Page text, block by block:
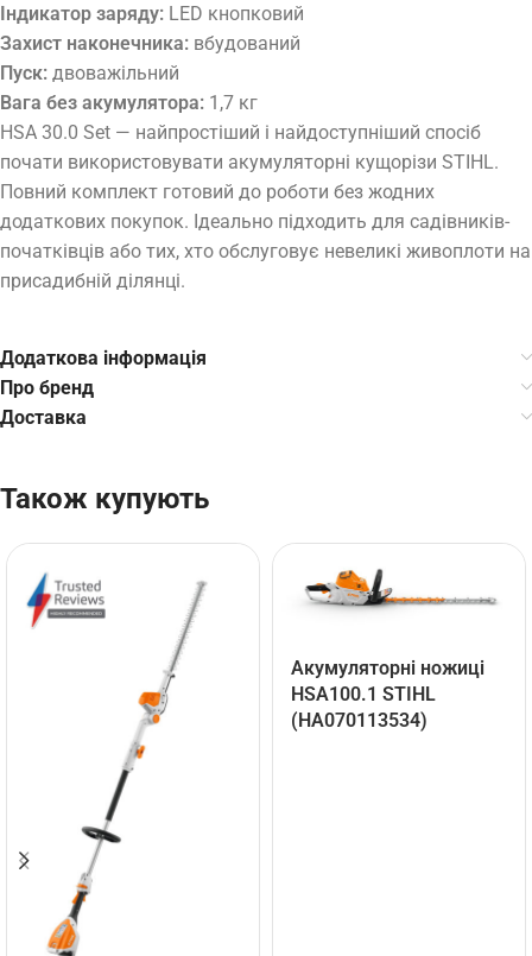
Індикатор заряду: LED кнопковий
Захист наконечника: вбудований
Пуск: двоважільний
Вага без акумулятора: 1,7 кг
HSA 30.0 Set — найпростіший і найдоступніший спосіб
почати використовувати акумуляторні кущорізи STIHL.
Повний комплект готовий до роботи без жодних
додаткових покупок. Ідеально підходить для садівників-
початківців або тих, хто обслуговує невеликі живоплоти на
присадибній ділянці.
Додаткова інформація
Про бренд
Доставка
Також купують
Акумуляторні ножиці
HSA100.1 STIHL
(HA070113534)